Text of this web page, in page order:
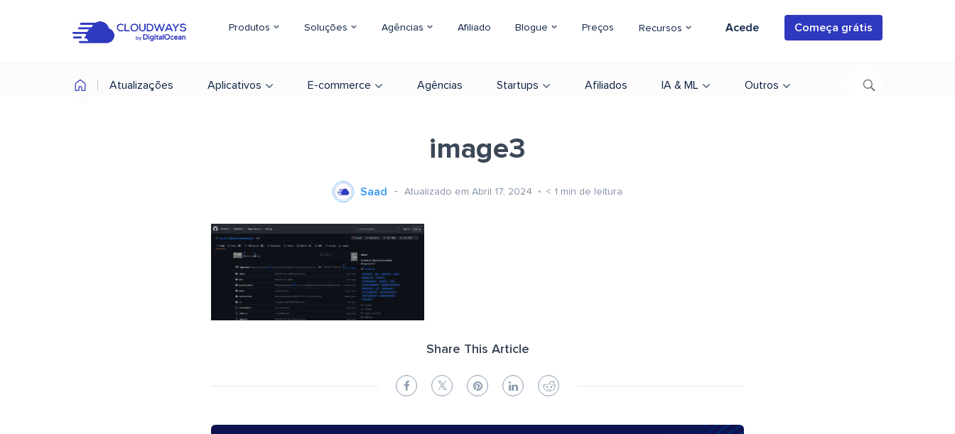
Produtos Soluções Agências Afiliado Blogue Preços Recursos Acede Começa grátis
Atualizações Aplicativos E-commerce Agências Startups Afiliados IA & ML Outros
image3
Saad Atualizado em Abril 17, 2024 < 1 min de leitura
Share This Article